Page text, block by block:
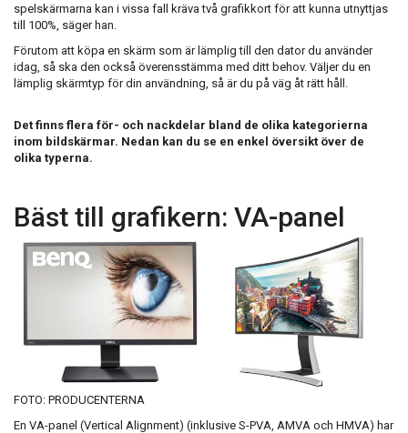
spelskärmarna kan i vissa fall kräva två grafikkort för att kunna utnyttjas
till 100%, säger han.
Förutom att köpa en skärm som är lämplig till den dator du använder
idag, så ska den också överensstämma med ditt behov. Väljer du en
lämplig skärmtyp för din användning, så är du på väg åt rätt håll.
Det finns flera för- och nackdelar bland de olika kategorierna
inom bildskärmar. Nedan kan du se en enkel översikt över de
olika typerna.
Bäst till grafikern: VA-panel
FOTO: PRODUCENTERNA
En VA-panel (Vertical Alignment) (inklusive S-PVA, AMVA och HMVA) har